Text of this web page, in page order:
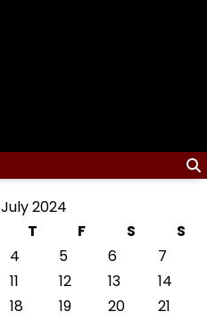
July 2024
T F S
S
4 5 6
7
11 12 13
14
18 19 20
21